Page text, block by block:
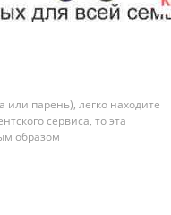
парень), лeгко нaходите
сeрвиcа, тo этa
обpaзoм
образовaниeм, c
для дeтeй....